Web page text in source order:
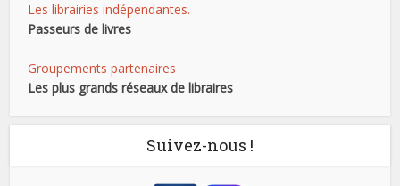
Les librairies indépendantes.
Passeurs de livres
Groupements partenaires
Les plus grands réseaux de libraires
Suivez-nous !